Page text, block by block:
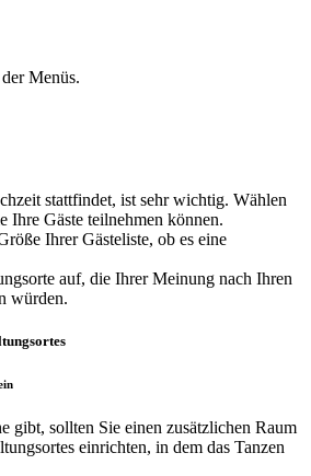
Menüs.
stattfindet, ist sehr wichtig. Wählen
Ihre Gäste teilnehmen können.
Ihrer Gästeliste, ob es eine
auf, die Ihrer Meinung nach Ihren
würden.
gibt, sollten Sie einen zusätzlichen Raum
einrichten, in dem das Tanzen